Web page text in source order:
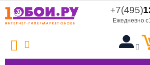
+7(495)
Ежедневно